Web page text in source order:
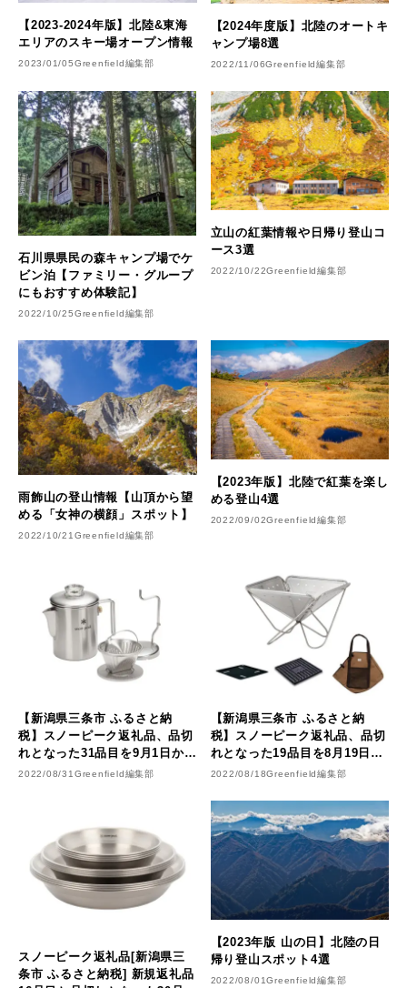
【2023-2024年版】北陸&東海
エリアのスキー場オープン情報
2023/01/05Greenfield編集部
【2024年度版】北陸のオートキ
ャンプ場8選
2022/11/06Greenfield編集部
石川県県民の森キャンプ場でケ
ビン泊【ファミリー・グループ
にもおすすめ体験記】
2022/10/25Greenfield編集部
立山の紅葉情報や日帰り登山コ
ース3選
2022/10/22Greenfield編集部
雨飾山の登山情報【山頂から望
める「女神の横顔」スポット】
2022/10/21 Greenfield編集部
【2023年版】北陸で紅葉を楽し
める登山4選
2022/09/02Greenfield編集部
【新潟県三条市 ふるさと納
税】スノーピーク返礼品、品切
れとなった31品目を9月1日から
再出品＆新規返礼品7品目が9月
2022/08/31 Greenfield編集部
【新潟県三条市 ふるさと納
税】スノーピーク返礼品、品切
れとなった19品目を8月19日か
ら再出品！
2022/08/18Greenfield編集部
スノーピーク返礼品[新潟県三
条市 ふるさと納税] 新規返礼品
【2023年版 山の日】北陸の日
帰り登山スポット4選
2022/08/01Greenfield編集部